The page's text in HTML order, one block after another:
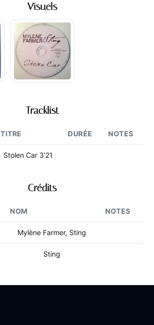
Visuels
Tracklist
TITRE DURÉE NOTES
Stolen Car 3’21
Crédits
NOM NOTES
Mylène Farmer, Sting
Sting